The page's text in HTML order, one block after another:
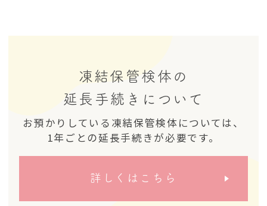
凍結保管検体の
延長手続きについて
お預かりしている凍結保管検体については、
1年ごとの延長手続きが必要です。
詳しくはこちら